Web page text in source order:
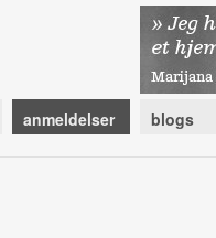
anmeldelser blogs